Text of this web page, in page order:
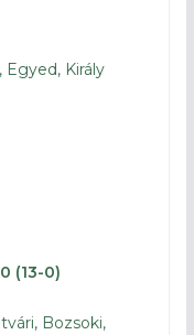
Király
(13-0)
Bozsoki,